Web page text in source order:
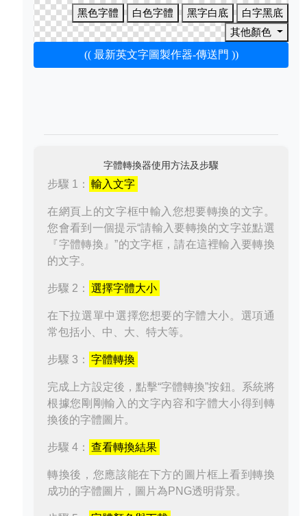
黑色字體 白色字體 黑字白底
白字黑底
其他顏色
(( 最新英文字圖製作器-傳送門 ))
字體轉換器使用方法及步驟
步驟 1： 輸入文字
在網頁上的文字框中輸入您想要轉換的文字。
您會看到一個提示“請輸入要轉換的文字並點選
『字體轉換』”的文字框，請在這裡輸入要轉換
的文字。
步驟 2： 選擇字體大小
在下拉選單中選擇您想要的字體大小。選項通
常包括小、中、大、特大等。
步驟 3： 字體轉換
完成上方設定後，點擊“字體轉換”按鈕。系統將
根據您剛剛輸入的文字內容和字體大小得到轉
換後的字體圖片。
步驟 4： 查看轉換結果
轉換後，您應該能在下方的圖片框上看到轉換
成功的字體圖片，圖片為PNG透明背景。